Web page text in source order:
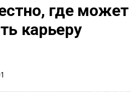
где может
карьеру